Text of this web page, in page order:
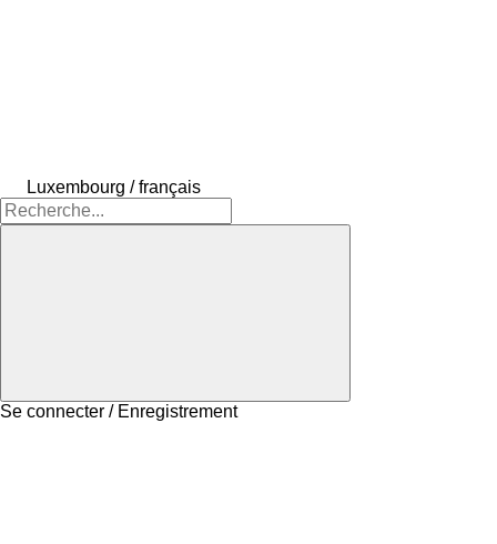
Luxembourg / français
Se connecter / Enregistrement